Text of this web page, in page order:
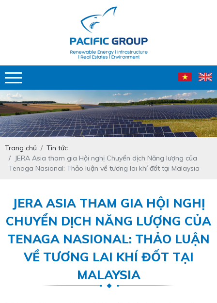
Trang chủ
Tin tức
JERA Asia tham gia Hội nghị Chuyển dịch Năng lượng của
Tenaga Nasional: Thảo luận về tương lai khí đốt tại Malaysia
JERA ASIA THAM GIA HỘI NGHỊ
CHUYỂN DỊCH NĂNG LƯỢNG CỦA
TENAGA NASIONAL: THẢO LUẬN
VỀ TƯƠNG LAI KHÍ ĐỐT TẠI
MALAYSIA